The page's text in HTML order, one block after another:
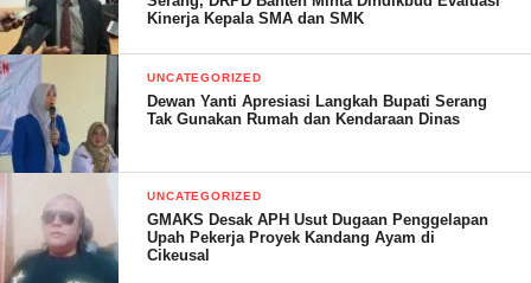
Kinerja Kepala SMA dan SMK
UNCATEGORIZED
Dewan Yanti Apresiasi Langkah Bupati Serang
Tak Gunakan Rumah dan Kendaraan Dinas
UNCATEGORIZED
GMAKS Desak APH Usut Dugaan Penggelapan
Upah Pekerja Proyek Kandang Ayam di
Cikeusal